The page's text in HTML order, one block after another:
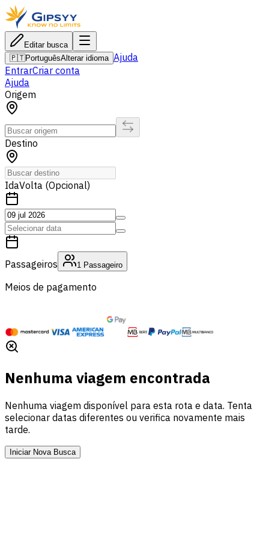
Editar busca
🇵🇹PortuguêsAlterar idioma Ajuda
EntrarCriar conta
Ajuda
Origem
Destino
IdaVolta (Opcional)
Passageiros 1 Passageiro
Meios de pagamento
Nenhuma viagem encontrada
Nenhuma viagem disponível para esta rota e data. Tenta
selecionar datas diferentes ou verifica novamente mais
tarde.
Iniciar Nova Busca